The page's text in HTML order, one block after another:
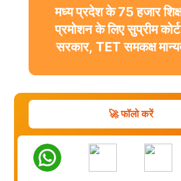
मध्य प्रदेश के 75 हजार
प्रमोशन के लिए सुप्रीम
सरकार, TET समकक्ष
🚀 फॉलो करें